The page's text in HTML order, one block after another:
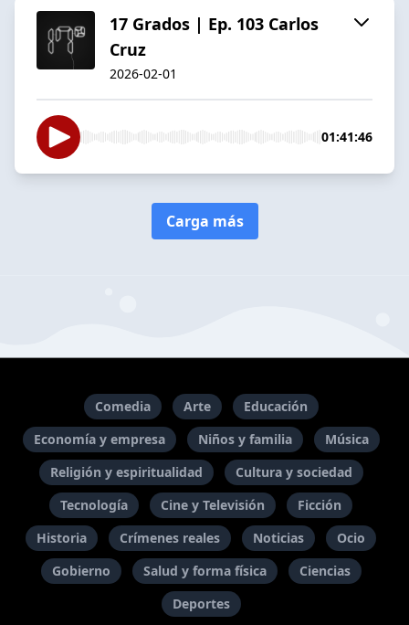
17 Grados | Ep. 103 Carlos
Cruz
2026-02-01
01:41:46
Carga más
Comedia Arte
Educación
Economía y empresa
Niños y familia
Música
Religión y espiritualidad
Cultura y sociedad
Tecnología
Cine y Televisión
Ficción
Historia
Crímenes reales Noticias
Ocio
Gobierno
Salud y forma física
Ciencias
Deportes